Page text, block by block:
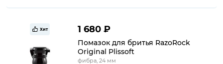
Хит 1 680 ₽
Помазок для бритья RazoRock
Original Plissoft
фибра, 24 мм